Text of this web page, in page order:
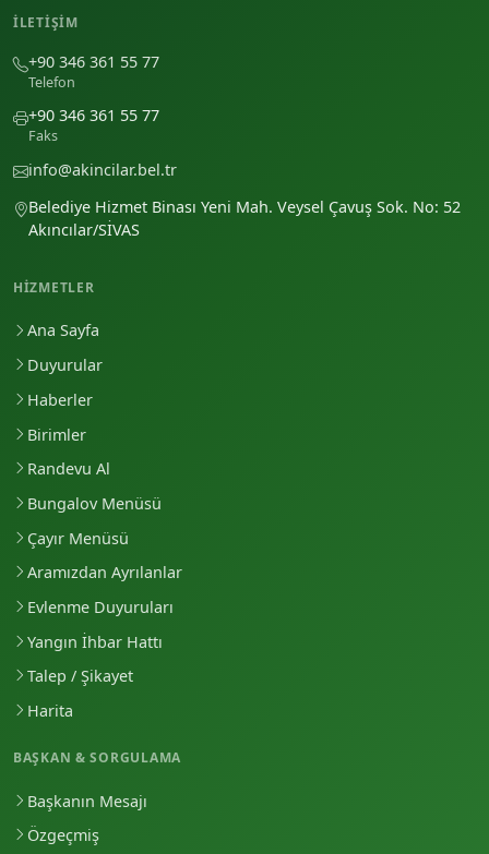
İLETIŞIM
+90 346 361 55 77
Telefon
+90 346 361 55 77
Faks
info@akincilar.bel.tr
Belediye Hizmet Binası Yeni Mah. Veysel Çavuş Sok. No: 52
Akıncılar/SİVAS
HIZMETLER
Ana Sayfa
Duyurular
Haberler
Birimler
Randevu Al
Bungalov Menüsü
Çayır Menüsü
Aramızdan Ayrılanlar
Evlenme Duyuruları
Yangın İhbar Hattı
Talep / Şikayet
Harita
BAŞKAN & SORGULAMA
Başkanın Mesajı
Özgeçmiş